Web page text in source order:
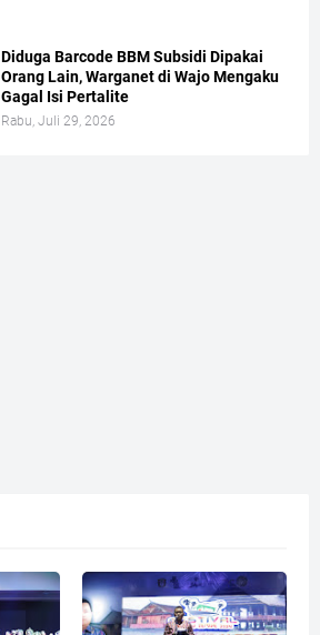
Diduga Barcode BBM Subsidi Dipakai
Orang Lain, Warganet di Wajo Mengaku
Gagal Isi Pertalite
Rabu, Juli 29, 2026